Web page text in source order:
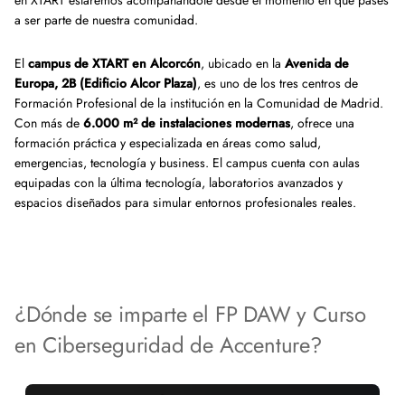
a ser parte de nuestra comunidad.
El campus de XTART en Alcorcón, ubicado en la Avenida de
Europa, 2B (Edificio Alcor Plaza), es uno de los tres centros de
Formación Profesional de la institución en la Comunidad de Madrid.
Con más de 6.000 m² de instalaciones modernas, ofrece una
formación práctica y especializada en áreas como salud,
emergencias, tecnología y business. El campus cuenta con aulas
equipadas con la última tecnología, laboratorios avanzados y
espacios diseñados para simular entornos profesionales reales.
¿Dónde se imparte el FP DAW y Curso
en Ciberseguridad de Accenture?